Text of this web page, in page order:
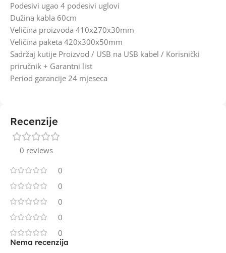
Podesivi ugao 4 podesivi uglovi
Dužina kabla 60cm
Veličina proizvoda 410x270x30mm
Veličina paketa 420x300x50mm
Sadržaj kutije Proizvod / USB na USB kabel / Korisnički
priručnik + Garantni list
Period garancije 24 mjeseca
Recenzije
0 reviews
0
0
0
0
0
Nema recenzija